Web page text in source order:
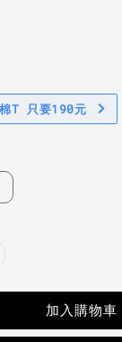
T 只要190元
加入購物車